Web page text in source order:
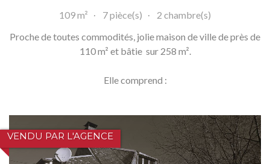
109 m² 7 pièce(s)
2 chambre(s)
Proche de toutes commodités, jolie maison de ville de près de
110 m² et bâtie sur 258 m².
Elle comprend :
VENDU PAR L'AGENCE